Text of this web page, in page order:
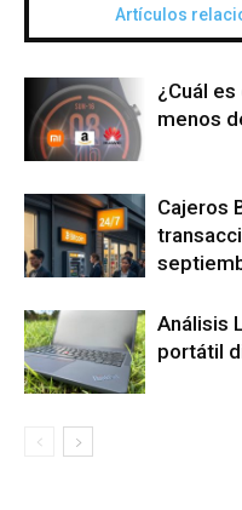
Artículos
¿Cuál
menos
Cajeros
Análisis
portátil